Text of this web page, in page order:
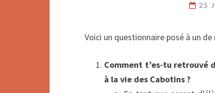
25
Voici un questionnaire posé à un
Comment t’es-tu retrouvé
à la vie des Cabotins ?